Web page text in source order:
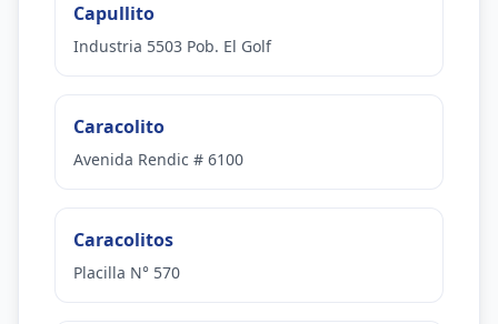
Capullito
Industria 5503 Pob. El Golf
Caracolito
Avenida Rendic # 6100
Caracolitos
Placilla N° 570